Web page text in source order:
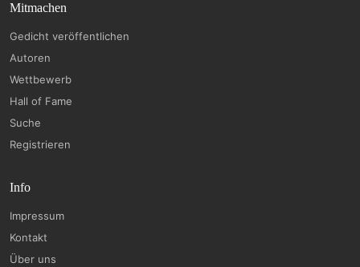
Mitmachen
Gedicht veröffentlichen
Autoren
Wettbewerb
Hall of Fame
Suche
Registrieren
Info
Impressum
Kontakt
Über uns